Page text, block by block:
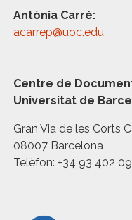
Antònia Carré:
acarrep@uoc.edu
Centre de
Universitat de
Gran Via de les Corts
08007 Barcelona
Telèfon: +34 93 402